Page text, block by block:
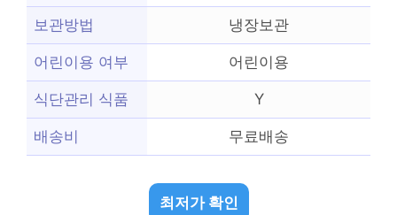
보관방법 냉장보관
어린이용 여부 어린이용
식단관리 식품 Y
배송비 무료배송
최저가 확인